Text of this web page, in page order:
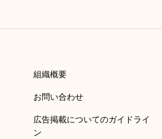
組織概要
お問い合わせ
広告掲載についてのガイドライ
ン